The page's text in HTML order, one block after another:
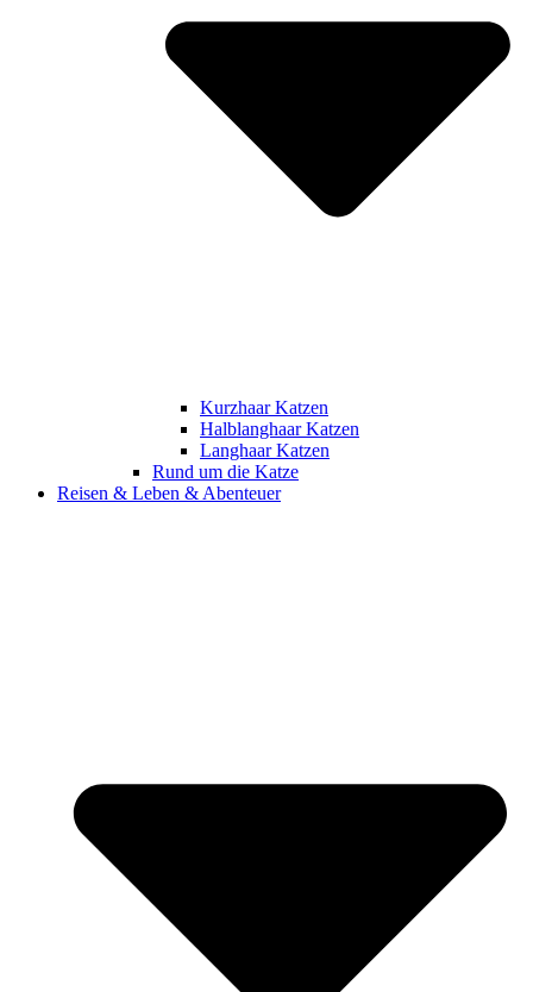
Kurzhaar Katzen
Halblanghaar Katzen
Langhaar Katzen
Rund um die Katze
Reisen & Leben & Abenteuer